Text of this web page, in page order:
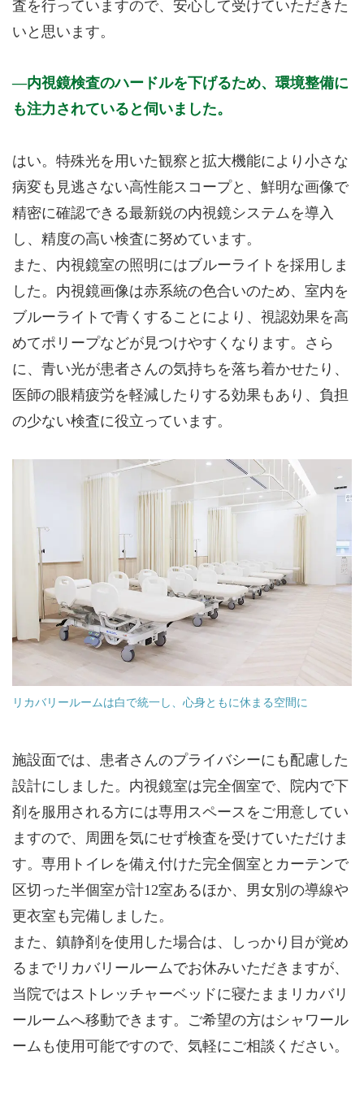
査を行っていますので、安心して受けていただきた
いと思います。
内視鏡検査のハードルを下げるため、環境整備に
も注力されていると伺いました。
はい。特殊光を用いた観察と拡大機能により小さな
病変も見逃さない高性能スコープと、鮮明な画像で
精密に確認できる最新鋭の内視鏡システムを導入
し、精度の高い検査に努めています。
また、内視鏡室の照明にはブルーライトを採用しま
した。内視鏡画像は赤系統の色合いのため、室内を
ブルーライトで青くすることにより、視認効果を高
めてポリープなどが見つけやすくなります。さら
に、青い光が患者さんの気持ちを落ち着かせたり、
医師の眼精疲労を軽減したりする効果もあり、負担
の少ない検査に役立っています。
リカバリールームは白で統一し、心身ともに休まる空間に
施設面では、患者さんのプライバシーにも配慮した
設計にしました。内視鏡室は完全個室で、院内で下
剤を服用される方には専用スペースをご用意してい
ますので、周囲を気にせず検査を受けていただけま
す。専用トイレを備え付けた完全個室とカーテンで
区切った半個室が計12室あるほか、男女別の導線や
更衣室も完備しました。
また、鎮静剤を使用した場合は、しっかり目が覚め
るまでリカバリールームでお休みいただきますが、
当院ではストレッチャーベッドに寝たままリカバリ
ールームへ移動できます。ご希望の方はシャワール
ームも使用可能ですので、気軽にご相談ください。